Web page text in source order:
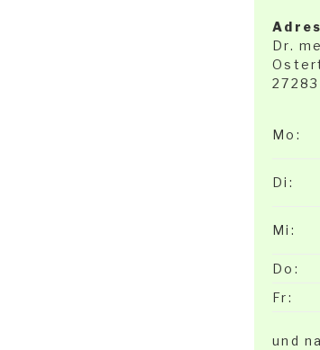
Dr.
Mo:
Di:
Mi:
Do:
Fr:
und